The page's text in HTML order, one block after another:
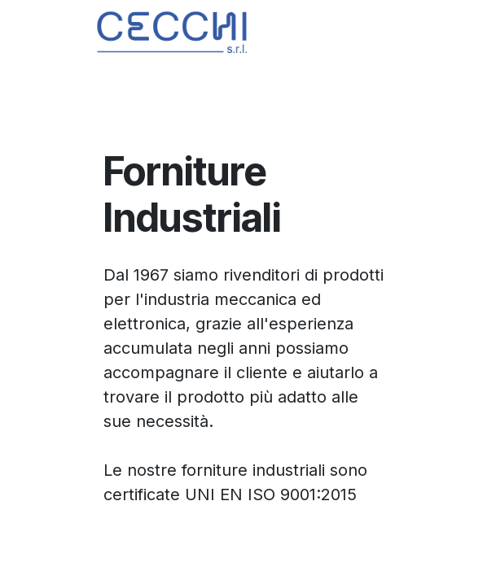
Passa al contenuto
Forniture
Industriali
Dal 1967 siamo rivenditori di prodotti
per l'industria meccanica ed
elettronica, grazie all'esperienza
accumulata negli anni possiamo
accompagnare il cliente e aiutarlo a
trovare il prodotto più adatto alle
sue necessità.
Le nostre forniture industriali sono
certificate UNI EN ISO 9001:2015